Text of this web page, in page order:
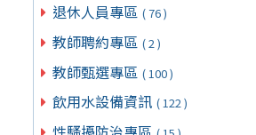
退休人員專區 ( 76 )
教師聘約專區 ( 2 )
教師甄選專區 ( 100 )
飲用水設備資訊 ( 122 )